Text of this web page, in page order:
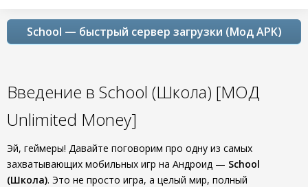
School — быстрый сервер загрузки (Мод APK)
Введение в School (Школа) [МОД
Unlimited Money]
Эй, геймеры! Давайте поговорим про одну из самых
захватывающих мобильных игр на Андроид — School
(Школа). Это не просто игра, а целый мир, полный